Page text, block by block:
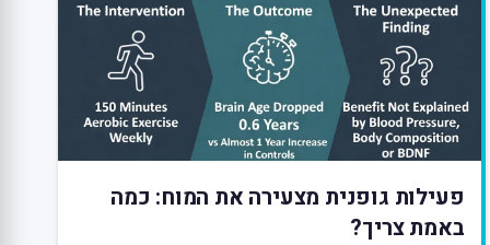
פעילות גופנית מצעירה את המוח: כמה
באמת צריך?